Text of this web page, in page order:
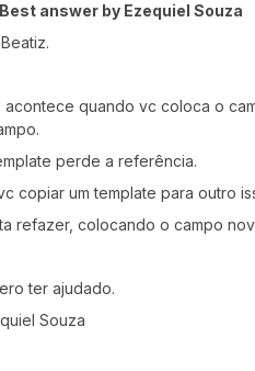
Best answer by Ezequiel Souza
acontece quando vc coloca o
perde a referência.
copiar um template para outro
refazer, colocando o campo
ter ajudado.
Souza